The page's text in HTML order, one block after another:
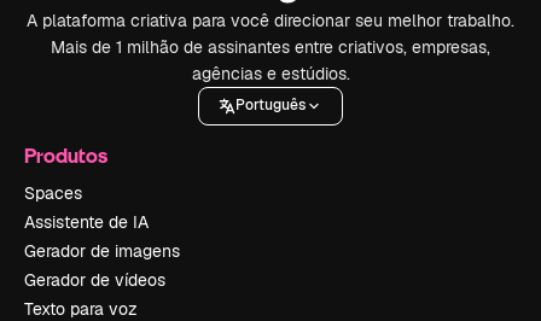
A plataforma criativa para você direcionar seu melhor trabalho.
Mais de 1 milhão de assinantes entre criativos, empresas,
agências e estúdios.
Português
Produtos
Spaces
Assistente de IA
Gerador de imagens
Gerador de vídeos
Texto para voz